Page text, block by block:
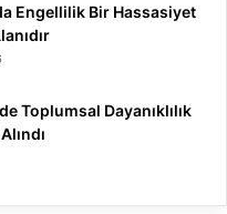
Engellilik Bir Hassasiyet
Toplumsal Dayanıklılık